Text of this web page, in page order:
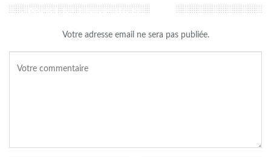
LAISSER UN COMMENTAIRE
Votre adresse email ne sera pas publiée.